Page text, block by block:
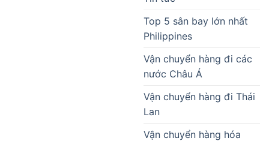
Top 5 sân bay lớn nhất
Philippines
Vận chuyển hàng đi các
nước Châu Á
Vận chuyển hàng đi Thái
Lan
Vận chuyển hàng hóa